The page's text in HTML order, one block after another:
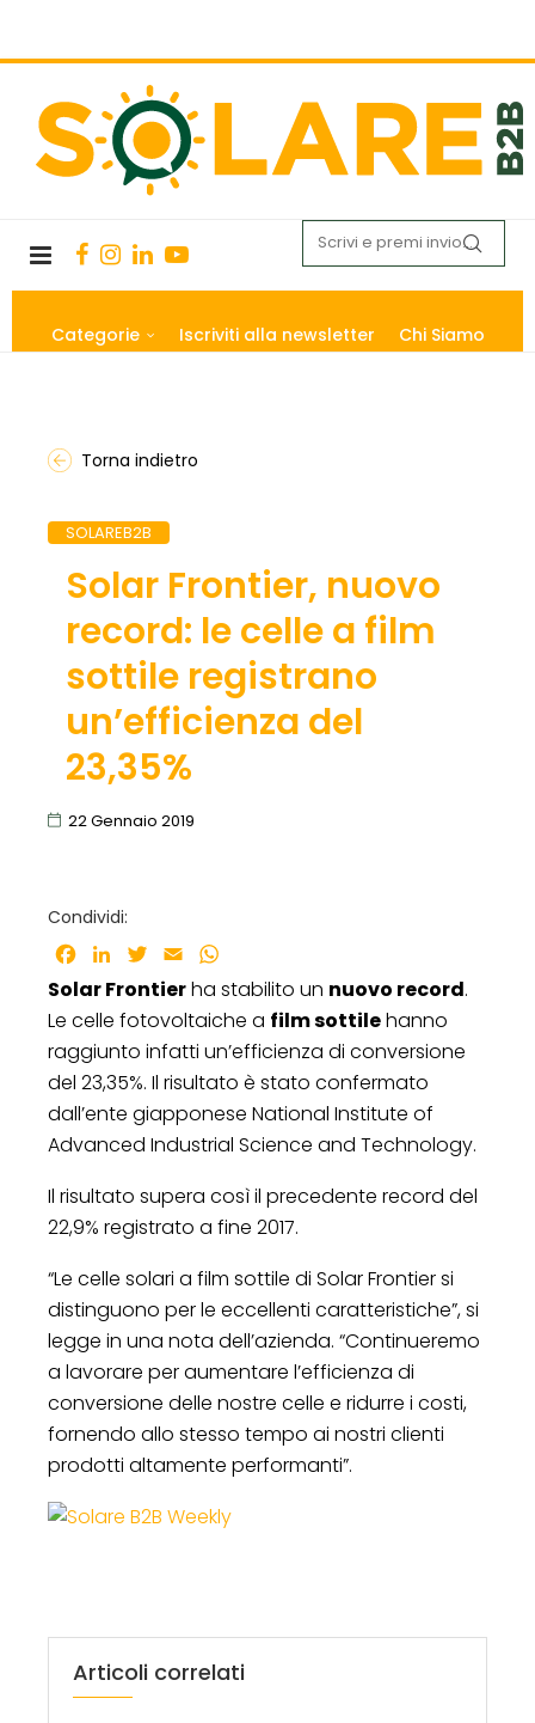
Categorie Iscriviti alla newsletter Chi Siamo
Torna indietro
SOLAREB2B
Solar Frontier, nuovo
record: le celle a film
sottile registrano
un’efficienza del
23,35%
22 Gennaio 2019
Condividi:
Facebook
LinkedInTwitter
Email
Solar Frontierha stabilito un nuovo record.
Le celle fotovoltaiche a film sottilehanno
raggiunto infatti un’efficienza di conversione
del 23,35%. Il risultato è stato confermato
dall’ente giapponese National Institute of
Advanced Industrial Science and Technology.
Il risultato supera così il precedente record del
22,9% registrato a fine 2017.
“Le celle solari a film sottile di Solar Frontier si
distinguono per le eccellenti caratteristiche”, si
legge in una nota dell’azienda. “Continueremo
a lavorare per aumentare l’efficienza di
conversione delle nostre celle e ridurre i costi,
fornendo allo stesso tempo ai nostri clienti
prodotti altamente performanti”.
Articoli correlati